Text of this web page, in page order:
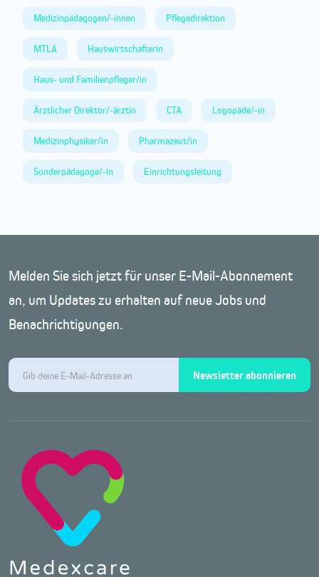
Medizinpädagogen/-innen Pflegedirektion
MTLA Hauswirtschafterin
Haus- und Familienpfleger/in
Ärztlicher Direktor/-ärztin CTA Logopäde/-in
Medizinphysiker/in Pharmazeut/in
Sonderpädagoge/-in Einrichtungsleitung
Melden Sie sich jetzt für unser E-Mail-Abonnement
an, um Updates zu erhalten auf neue Jobs und
Benachrichtigungen.
Newsletter abonnieren